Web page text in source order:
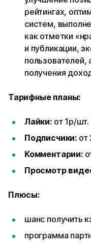
рейтингах,
систем,
как отметки
и публикации,
получения
Тарифные планы:
Лайки: от 1р/шт.
Подписчики: от
Комментарии:
Просмотр
Плюсы:
шанс получить
программа